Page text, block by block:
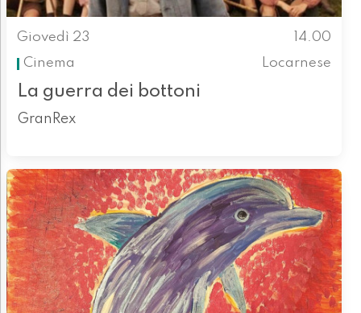
Giovedì 23
14.00
Cinema
Locarnese
La guerra dei bottoni
GranRex